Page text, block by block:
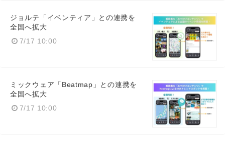
ジョルテ「イベンティア」との連携を
全国へ拡大
7/17 10:00
ミックウェア「Beatmap」との連携を
全国へ拡大
7/17 10:00